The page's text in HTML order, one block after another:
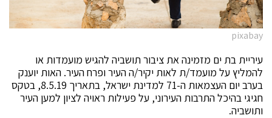
pixabay
עיריית בת ים מזמינה את ציבור תושביה להגיש מועמדות או
להמליץ על מועמד/ת לאות יקיר/ה העיר ופרח העיר. האות יוענק
בערב יום העצמאות ה-71 למדינת ישראל, בתאריך 8.5.19, בטקס
חגיגי בהיכל התרבות העירוני, על פעילות ראויה לציון למען העיר
ותושביה.